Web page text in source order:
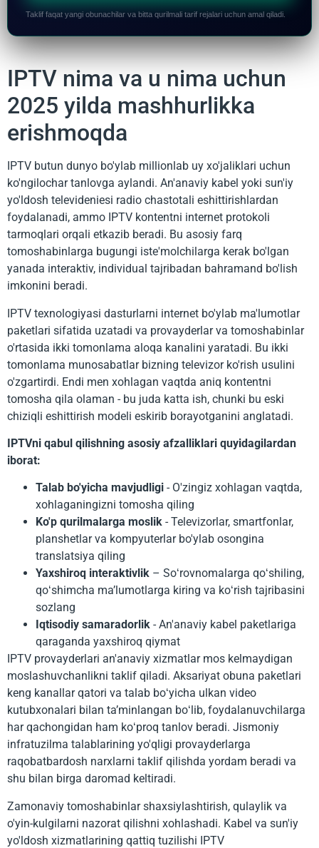
Taklif faqat yangi obunachilar va bitta qurilmali tarif rejalari uchun amal qiladi.
IPTV nima va u nima uchun
2025 yilda mashhurlikka
erishmoqda
IPTV butun dunyo bo'ylab millionlab uy xo'jaliklari uchun
ko'ngilochar tanlovga aylandi. An'anaviy kabel yoki sun'iy
yo'ldosh televideniesi radio chastotali eshittirishlardan
foydalanadi, ammo IPTV kontentni internet protokoli
tarmoqlari orqali etkazib beradi. Bu asosiy farq
tomoshabinlarga bugungi iste'molchilarga kerak bo'lgan
yanada interaktiv, individual tajribadan bahramand bo'lish
imkonini beradi.
IPTV texnologiyasi dasturlarni internet bo'ylab ma'lumotlar
paketlari sifatida uzatadi va provayderlar va tomoshabinlar
o'rtasida ikki tomonlama aloqa kanalini yaratadi. Bu ikki
tomonlama munosabatlar bizning televizor ko'rish usulini
o'zgartirdi. Endi men xohlagan vaqtda aniq kontentni
tomosha qila olaman - bu juda katta ish, chunki bu eski
chiziqli eshittirish modeli eskirib borayotganini anglatadi.
IPTVni qabul qilishning asosiy afzalliklari quyidagilardan
iborat:
Talab bo'yicha mavjudligi - O'zingiz xohlagan vaqtda,
xohlaganingizni tomosha qiling
Ko'p qurilmalarga moslik - Televizorlar, smartfonlar,
planshetlar va kompyuterlar bo'ylab osongina
translatsiya qiling
Yaxshiroq interaktivlik – Soʻrovnomalarga qoʻshiling,
qoʻshimcha maʼlumotlarga kiring va koʻrish tajribasini
sozlang
Iqtisodiy samaradorlik - An'anaviy kabel paketlariga
qaraganda yaxshiroq qiymat
IPTV provayderlari an'anaviy xizmatlar mos kelmaydigan
moslashuvchanlikni taklif qiladi. Aksariyat obuna paketlari
keng kanallar qatori va talab boʻyicha ulkan video
kutubxonalari bilan taʼminlangan boʻlib, foydalanuvchilarga
har qachongidan ham koʻproq tanlov beradi. Jismoniy
infratuzilma talablarining yo'qligi provayderlarga
raqobatbardosh narxlarni taklif qilishda yordam beradi va
shu bilan birga daromad keltiradi.
Zamonaviy tomoshabinlar shaxsiylashtirish, qulaylik va
o'yin-kulgilarni nazorat qilishni xohlashadi. Kabel va sun'iy
yo'ldosh xizmatlarining qattiq tuzilishi IPTV